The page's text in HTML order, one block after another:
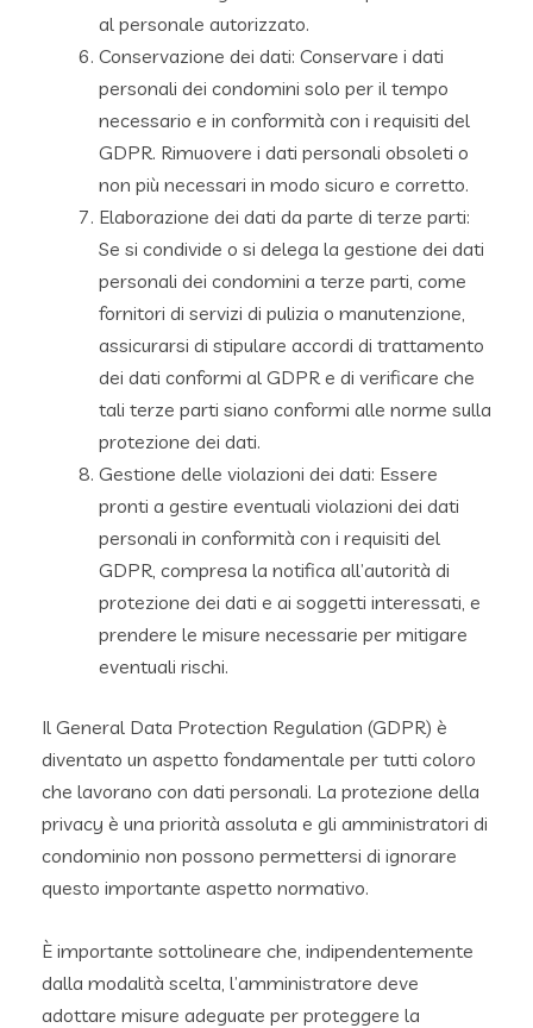
al personale autorizzato.
Conservazione dei dati: Conservare i dati
personali dei condomini solo per il tempo
necessario e in conformità con i requisiti del
GDPR. Rimuovere i dati personali obsoleti o
non più necessari in modo sicuro e corretto.
Elaborazione dei dati da parte di terze parti:
Se si condivide o si delega la gestione dei dati
personali dei condomini a terze parti, come
fornitori di servizi di pulizia o manutenzione,
assicurarsi di stipulare accordi di trattamento
dei dati conformi al GDPR e di verificare che
tali terze parti siano conformi alle norme sulla
protezione dei dati.
Gestione delle violazioni dei dati: Essere
pronti a gestire eventuali violazioni dei dati
personali in conformità con i requisiti del
GDPR, compresa la notifica all’autorità di
protezione dei dati e ai soggetti interessati, e
prendere le misure necessarie per mitigare
eventuali rischi.
Il General Data Protection Regulation (GDPR) è
diventato un aspetto fondamentale per tutti coloro
che lavorano con dati personali. La protezione della
privacy è una priorità assoluta e gli amministratori di
condominio non possono permettersi di ignorare
questo importante aspetto normativo.
È importante sottolineare che, indipendentemente
dalla modalità scelta, l’amministratore deve
adottare misure adeguate per proteggere la